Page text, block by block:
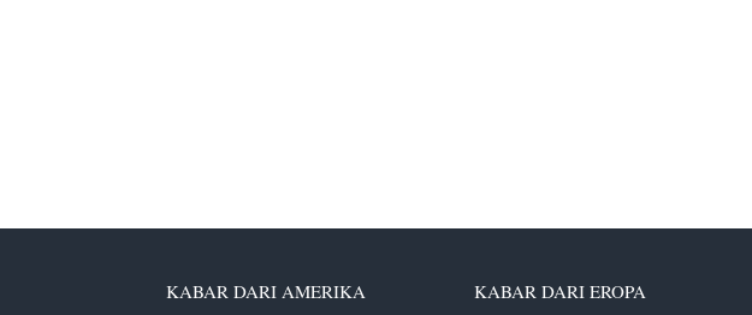
KABAR DARI AMERIKA KABAR DARI EROPA